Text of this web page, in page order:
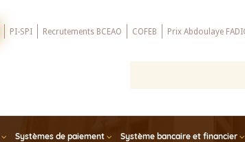
PI-SPI Recrutements BCEAO COFEB Prix Abdoulaye
Systèmes de paiement Système bancaire et financier